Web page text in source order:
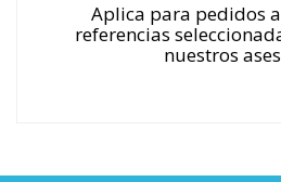
Aplica para pedidos
referencias
nuestros